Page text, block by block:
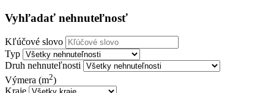
Vyhľadať nehnuteľnosť
Kľúčové slovo
Typ
Druh nehnuteľnosti
Výmera (m2)
Kraje